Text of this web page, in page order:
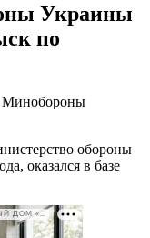
Украины
по
Минобороны
обороны
оказался в базе
РЕКЛАМА • ООО СТРОИТЕЛЬНЫЙ ТОРГОВЫЙ ДОМ «ПЕТРОВИЧ». ИНН: 7802348846